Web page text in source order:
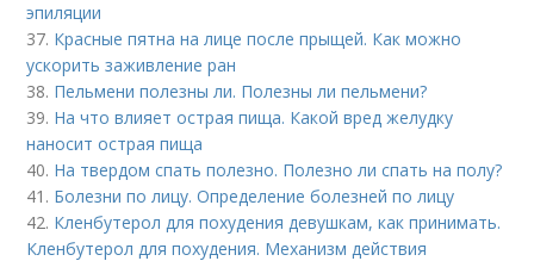
эпиляции
37. Красные пятна на лице после прыщей. Как можно
ускорить заживление ран
38. Пельмени полезны ли. Полезны ли пельмени?
39. На что влияет острая пища. Какой вред желудку
наносит острая пища
40. На твердом спать полезно. Полезно ли спать на полу?
41. Болезни по лицу. Определение болезней по лицу
42. Кленбутерол для похудения девушкам, как принимать.
Кленбутерол для похудения. Механизм действия